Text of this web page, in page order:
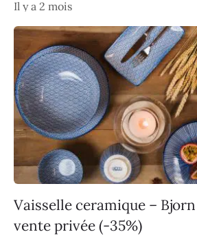
Il y a 2 mois
Vaisselle ceramique –
vente privée (-35%)